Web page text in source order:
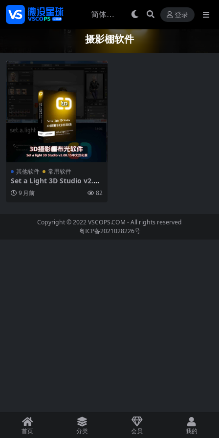
登录
摄影棚软件
其他软件 常用软件
Set a Light 3D Studio v2.0
0.15中文汉化版 专业摄影棚布
光模拟软件
9 月前 82
Copyright © 2022VSCOPS.COM - All rights reserved
粤ICP备2021028226号
首页 分类 会员 我的